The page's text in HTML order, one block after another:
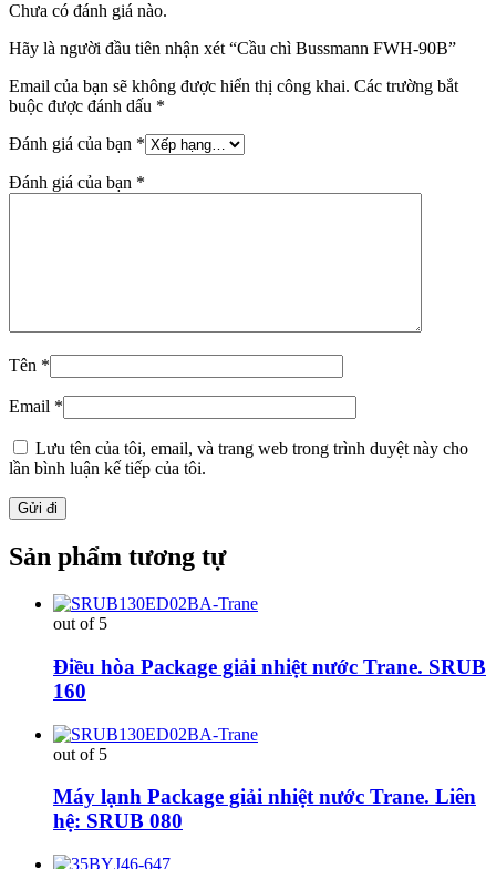
Chưa có đánh giá nào.
Hãy là người đầu tiên nhận xét “Cầu chì Bussmann FWH-90B”
Email của bạn sẽ không được hiển thị công khai. Các trường bắt
buộc được đánh dấu *
Đánh giá của bạn *
Đánh giá của bạn *
Tên *
Email *
Lưu tên của tôi, email, và trang web trong trình duyệt này cho
lần bình luận kế tiếp của tôi.
Sản phẩm tương tự
out of 5
Điều hòa Package giải nhiệt nước Trane. SRUB
160
out of 5
Máy lạnh Package giải nhiệt nước Trane. Liên
hệ: SRUB 080